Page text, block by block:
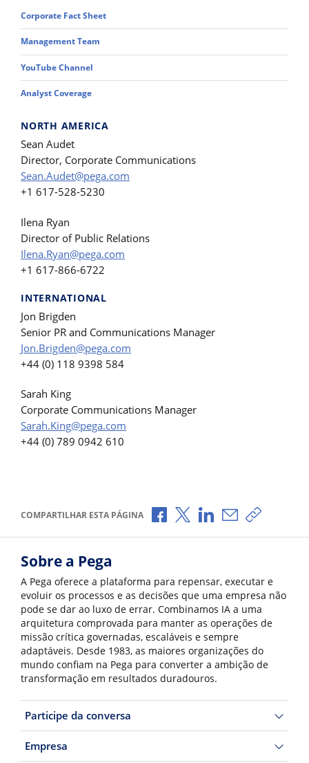
Corporate Fact Sheet
Management Team
YouTube Channel
Analyst Coverage
NORTH AMERICA
Sean Audet
Director, Corporate Communications
Sean.Audet@pega.com
+1 617-528-5230
Ilena Ryan
Director of Public Relations
Ilena.Ryan@pega.com
+1 617-866-6722
INTERNATIONAL
Jon Brigden
Senior PR and Communications Manager
Jon.Brigden@pega.com
+44 (0) 118 9398 584
Sarah King
Corporate Communications Manager
Sarah.King@pega.com
+44 (0) 789 0942 610
COMPARTILHAR ESTA PÁGINA Compartilhar no Facebook
Compartilhar no X
Compartilhar no
Compartilhar
Copiar
Sobre a Pega
A Pega oferece a plataforma para repensar, executar e
evoluir os processos e as decisões que uma empresa não
pode se dar ao luxo de errar. Combinamos IA a uma
arquitetura comprovada para manter as operações de
missão crítica governadas, escaláveis e sempre
adaptáveis. Desde 1983, as maiores organizações do
mundo confiam na Pega para converter a ambição de
transformação em resultados duradouros.
Participe da conversa
Empresa